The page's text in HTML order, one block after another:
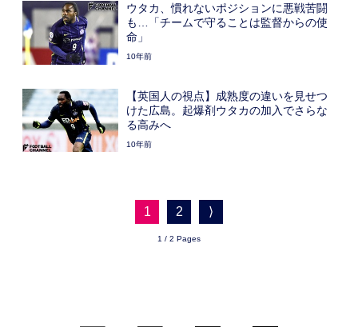
ウタカ、慣れないポジションに悪戦苦闘
も…「チームで守ることは監督からの使
命」
10年前
【英国人の視点】成熟度の違いを見せつ
けた広島。起爆剤ウタカの加入でさらな
る高みへ
10年前
1 2 ⟩
1 / 2 Pages